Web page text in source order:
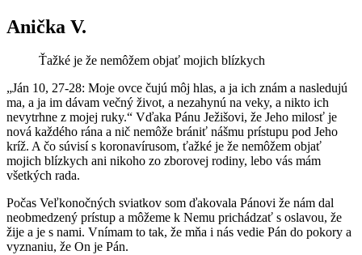
Anička V.
Ťažké je že nemôžem objať mojich blízkych
„Ján 10, 27-28: Moje ovce čujú môj hlas, a ja ich znám a nasledujú
ma, a ja im dávam večný život, a nezahynú na veky, a nikto ich
nevytrhne z mojej ruky.“ Vďaka Pánu Ježišovi, že Jeho milosť je
nová každého rána a nič nemôže brániť nášmu prístupu pod Jeho
kríž. A čo súvisí s koronavírusom, ťažké je že nemôžem objať
mojich blízkych ani nikoho zo zborovej rodiny, lebo vás mám
všetkých rada.
Počas Veľkonočných sviatkov som ďakovala Pánovi že nám dal
neobmedzený prístup a môžeme k Nemu prichádzať s oslavou, že
žije a je s nami. Vnímam to tak, že mňa i nás vedie Pán do pokory a
vyznaniu, že On je Pán.